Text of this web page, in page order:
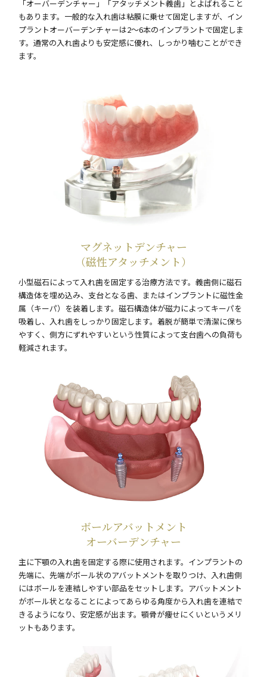
「オーバーデンチャー」「アタッチメント義歯」とよばれること
もあります。一般的な入れ歯は粘膜に乗せて固定しますが、イン
プラントオーバーデンチャーは2～6本のインプラントで固定しま
す。通常の入れ歯よりも安定感に優れ、しっかり噛むことができ
ます。
マグネットデンチャー
（磁性アタッチメント）
小型磁石によって入れ歯を固定する治療方法です。義歯側に磁石
構造体を埋め込み、支台となる歯、またはインプラントに磁性金
属（キーパ）を装着します。磁石構造体が磁力によってキーパを
吸着し、入れ歯をしっかり固定します。着脱が簡単で清潔に保ち
やすく、側方にずれやすいという性質によって支台歯への負荷も
軽減されます。
ボールアバットメント
オーバーデンチャー
主に下顎の入れ歯を固定する際に使用されます。インプラントの
先端に、先端がボール状のアバットメントを取りつけ、入れ歯側
にはボールを連結しやすい部品をセットします。アバットメント
がボール状となることによってあらゆる角度から入れ歯を連結で
きるようになり、安定感が出ます。顎骨が痩せにくいというメリ
ットもあります。